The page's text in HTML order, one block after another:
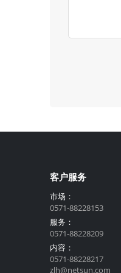
客户服务
市场：
0571-88228153
服务：
0571-88228209
内容：
0571-88228217
zlh@netsun.com